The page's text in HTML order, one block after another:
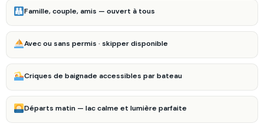
Famille, couple, amis — ouvert à tous
Avec ou sans permis · skipper disponible
Criques de baignade accessibles par bateau
Départs matin — lac calme et lumière parfaite